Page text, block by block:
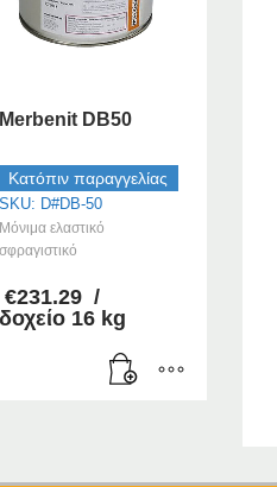
Merbenit DB50
Κατόπιν παραγγελίας
SKU: D#DB-50
Μόνιμα ελαστικό
σφραγιστικό
€231.29 /
δοχείο 16 kg